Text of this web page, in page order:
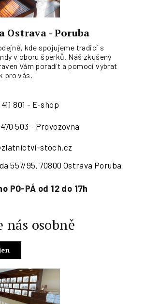
Ostrava - Poruba
kde spojujeme tradici s
v oboru šperků. Náš zkušený
Vám poradit a pomoci vybrat
pro vás.
801 - E-shop
503 - Provozovna
stoch.cz
557/95, 70800 Ostrava Poruba
PO-PÁ od 12 do 17h
osobně